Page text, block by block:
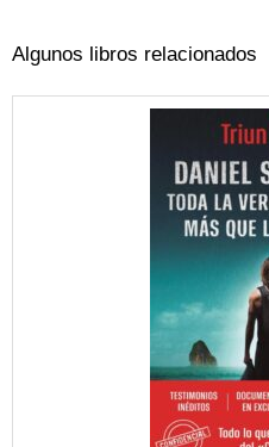
Algunos libros relacionados